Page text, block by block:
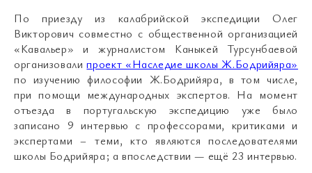
По приезду из калабрийской экспедиции Олег
Викторович совместно с общественной организацией
«Кавальер» и журналистом Каныкей Турсунбаевой
организовалипроект «Наследие школы Ж.Бодрийяра»
по изучению философии Ж.Бодрийяра, в том числе,
при помощи международных экспертов. На момент
отъезда в португальскую экспедицию уже было
записано 9 интервью с профессорами, критиками и
экспертами – теми, кто являются последователями
школы Бодрийяра; а впоследствии — ещё 23 интервью.